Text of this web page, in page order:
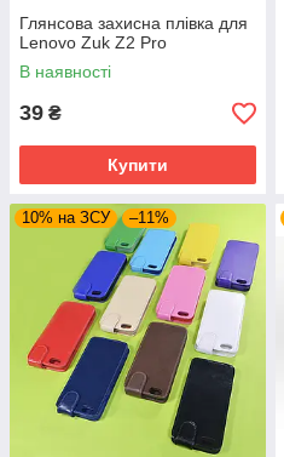
Глянсова захисна плівка для
Lenovo Zuk Z2 Pro
В наявності
39 ₴
Купити
10% на ЗСУ –11%